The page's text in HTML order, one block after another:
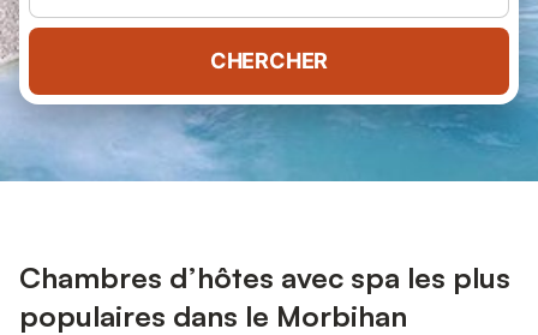
CHERCHER
Chambres d’hôtes avec spa les plus
populaires dans le Morbihan